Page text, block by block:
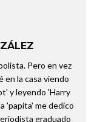
Pero en vez
en la casa viendo
y leyendo 'Harry
'papita' me dedico
graduado